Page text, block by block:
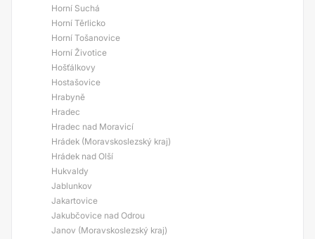
Horní Suchá
Horní Těrlicko
Horní Tošanovice
Horní Životice
Hošťálkovy
Hostašovice
Hrabyně
Hradec
Hradec nad Moravicí
Hrádek (Moravskoslezský kraj)
Hrádek nad Olší
Hukvaldy
Jablunkov
Jakartovice
Jakubčovice nad Odrou
Janov (Moravskoslezský kraj)